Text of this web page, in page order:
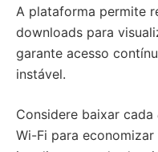
A plataforma permite
downloads para
garante acesso
instável.
Considere baixar cada
Wi-Fi para